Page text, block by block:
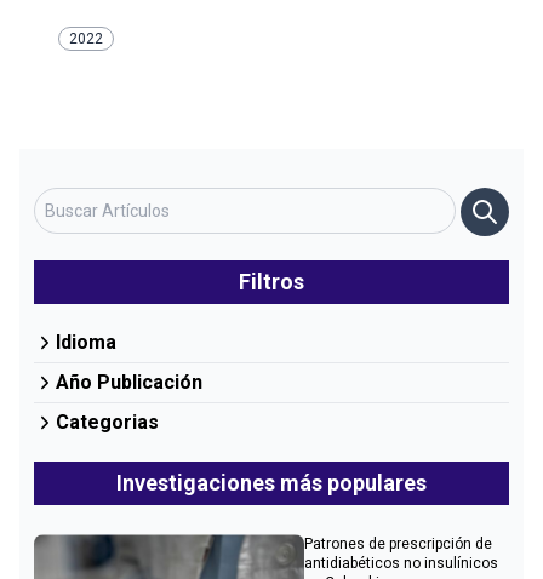
2022
Filtros
Idioma
Año Publicación
Categorias
Investigaciones más populares
Patrones de prescripción de
antidiabéticos no insulínicos